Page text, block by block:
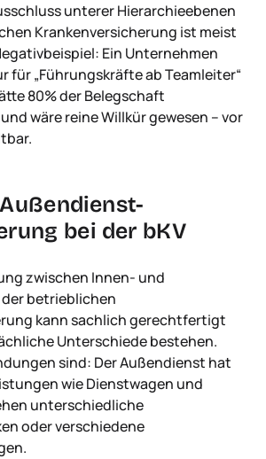
unterer Hierarchieebenen
Krankenversicherung ist meist
Ein Unternehmen
für „Führungskräfte ab Teamleiter“
80% der Belegschaft
wäre reine Willkür gewesen – vor
bei der bKV
zwischen Innen- und
betrieblichen
kann sachlich gerechtfertigt
Unterschiede bestehen.
sind: Der Außendienst hat
wie Dienstwagen und
unterschiedliche
oder verschiedene